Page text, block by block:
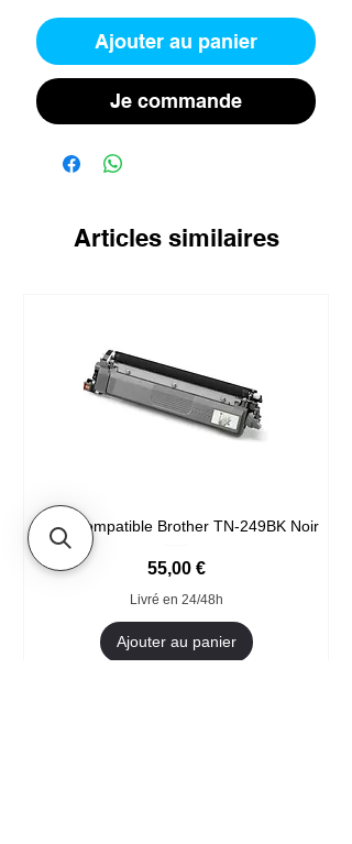
Ajouter au panier
Je commande
Articles similaires
Toner compatible Brother TN-249BK Noir
Prix
55,00 €
Livré en 24/48h
Ajouter au panier